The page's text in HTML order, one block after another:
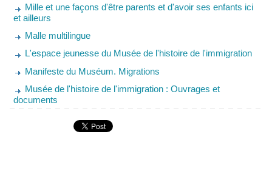
Mille et une façons d'être parents et d'avoir ses enfants ici
et ailleurs
Malle multilingue
L'espace jeunesse du Musée de l'histoire de l'immigration
Manifeste du Muséum. Migrations
Musée de l'histoire de l'immigration : Ouvrages et
documents